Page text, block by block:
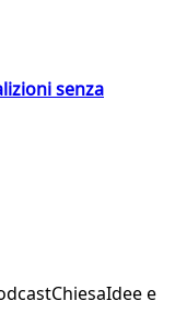
senza
ChiesaIdee e